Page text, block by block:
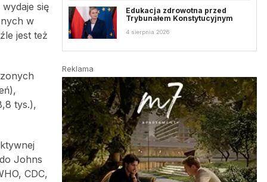
się
w
jest też
tys.),
Johns
CDC,
Edukacja zdrowotna przed
Trybunałem Konstytucyjnym
4 sierpnia 2026
Reklama